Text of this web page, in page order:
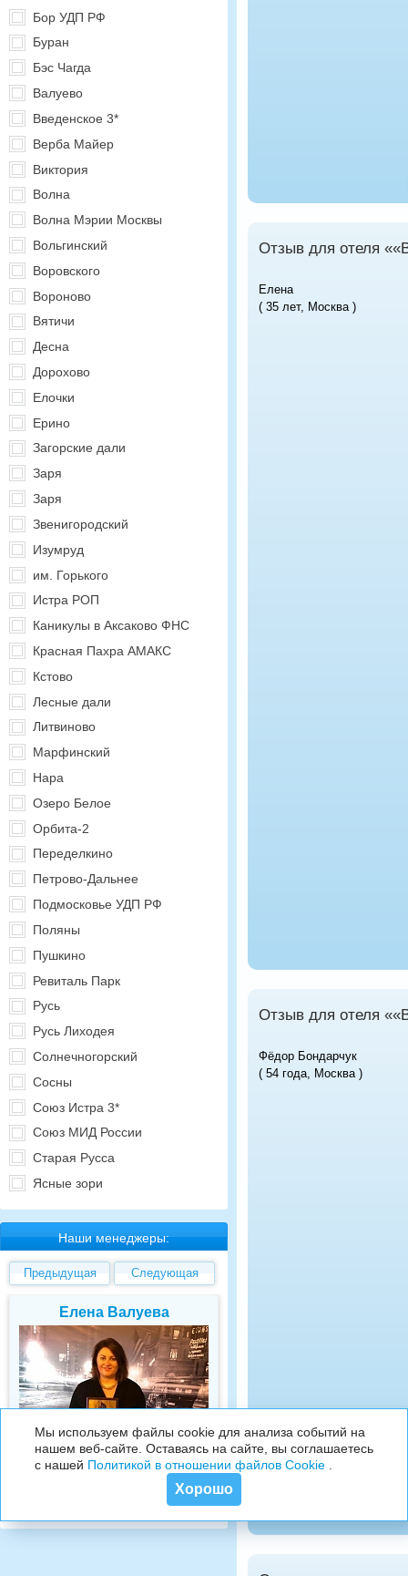
Бор УДП РФ
Буран
Бэс Чагда
Валуево
Введенское 3*
Верба Майер
Виктория
Волна
Волна Мэрии Москвы
Вольгинский
Воровского
Вороново
Вятичи
Десна
Дорохово
Елочки
Ерино
Загорские дали
Заря
Заря
Звенигородский
Изумруд
им. Горького
Истра РОП
Каникулы в Аксаково ФНС
Красная Пахра АМАКС
Кстово
Лесные дали
Литвиново
Марфинский
Нара
Озеро Белое
Орбита-2
Переделкино
Петрово-Дальнее
Подмосковье УДП РФ
Поляны
Пушкино
Ревиталь Парк
Русь
Русь Лиходея
Солнечногорский
Сосны
Союз Истра 3*
Союз МИД России
Старая Русса
Ясные зори
Наши менеджеры:
Предыдущая Следующая
Елена Валуева
+7 495 215 5755 доб. 7
+7 495 215 5755 доб.
Отзыв для отеля
Елена
( 35 лет, Москва )
Отзыв для отеля
Фёдор Бондарчук
( 54 года, Москва )
Мы используем файлы cookie для анализа событий на
нашем веб-сайте. Оставаясь на сайте, вы соглашаетесь
с нашей Политикой в отношении файлов Cookie.
Хорошо